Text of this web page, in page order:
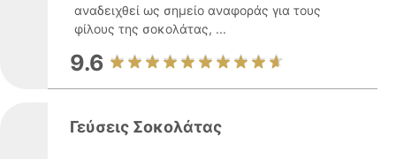
αναδειχθεί ως σημείο αναφοράς για τους
φίλους της σοκολάτας, ...
9.6
Γεύσεις Σοκολάτας